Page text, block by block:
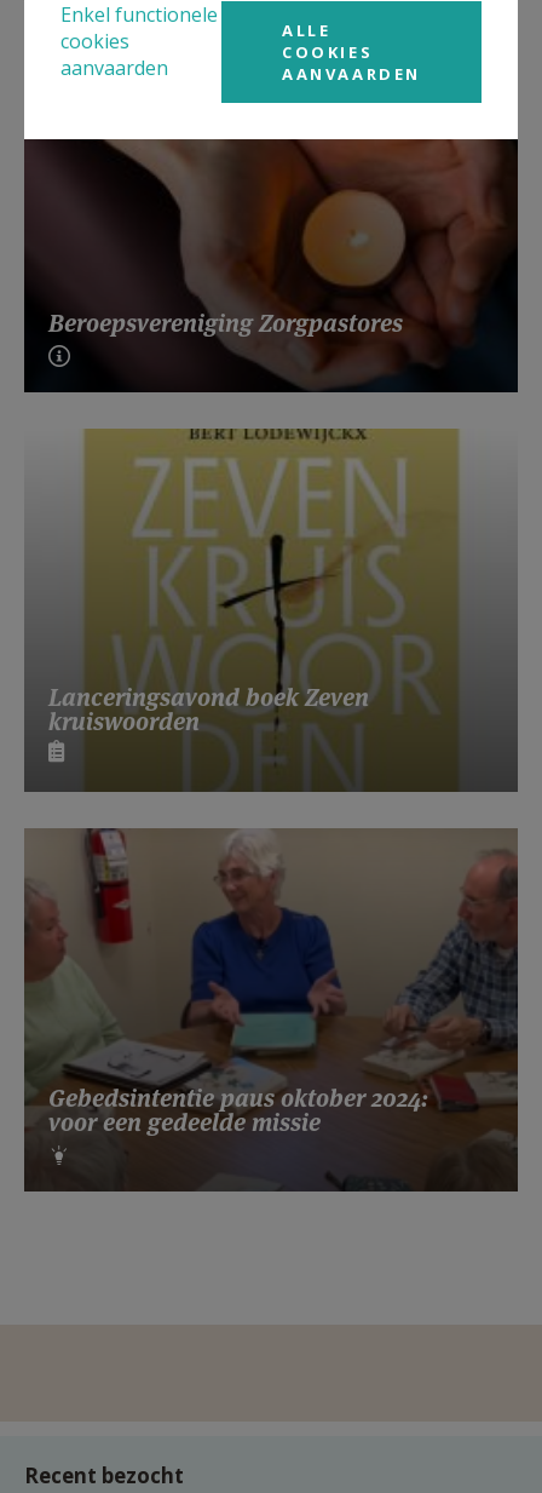
Beroepsvereniging Zorgpastores
Lanceringsavond boek Zeven
kruiswoorden
Gebedsintentie paus oktober 2024:
voor een gedeelde missie
Recent bezocht
Enkel functionele
cookies
aanvaarden
ALLE
COOKIES
AANVAARDEN